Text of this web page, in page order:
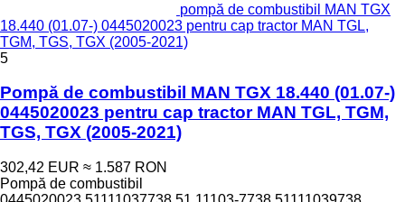
pompă de combustibil MAN TGX
18.440 (01.07-) 0445020023 pentru cap tractor MAN TGL,
TGM, TGS, TGX (2005-2021)
5
Pompă de combustibil MAN TGX 18.440 (01.07-)
0445020023 pentru cap tractor MAN TGL, TGM,
TGS, TGX (2005-2021)
302,42 EUR ≈ 1.587 RON
Pompă de combustibil